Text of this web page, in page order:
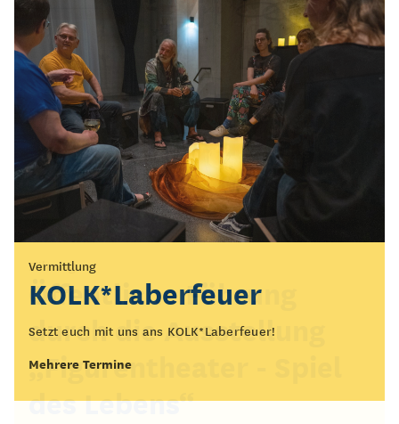
Vermittlung
KOLK*Laberfeuer
Setzt euch mit uns ans KOLK*Laberfeuer!
Mehrere Termine
Führung
Öffentliche Führung
durch die Ausstellung
„Figurentheater - Spiel
des Lebens“